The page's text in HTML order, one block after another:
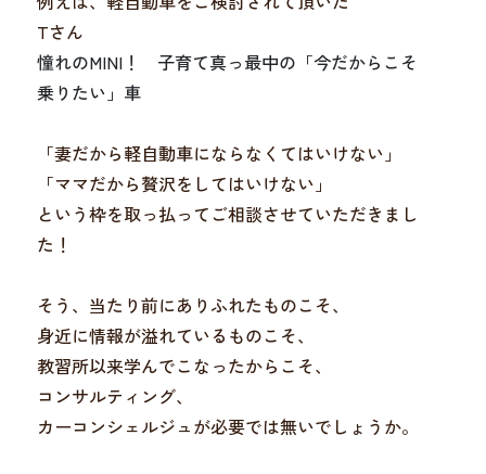
Tさん
憧れのMINI！ 子育て真っ最中の「今だからこそ
乗りたい」車
「妻だから軽自動車にならなくてはいけない」
「ママだから贅沢をしてはいけない」
という枠を取っ払ってご相談させていただきまし
た！
そう、当たり前にありふれたものこそ、
身近に情報が溢れているものこそ、
教習所以来学んでこなったからこそ、
コンサルティング、
カーコンシェルジュが必要では無いでしょうか。